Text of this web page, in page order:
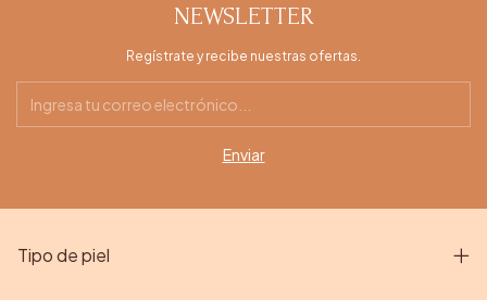
NEWSLETTER
Regístrate y recibe nuestras ofertas.
Tipo de piel